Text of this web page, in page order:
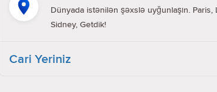
Dünyada istənilən şəxslə uyğunlaşın. Paris,
Sidney, Getdik!
Cari Yeriniz